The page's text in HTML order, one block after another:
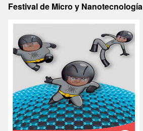
Festival de Micro y Nanotecnología